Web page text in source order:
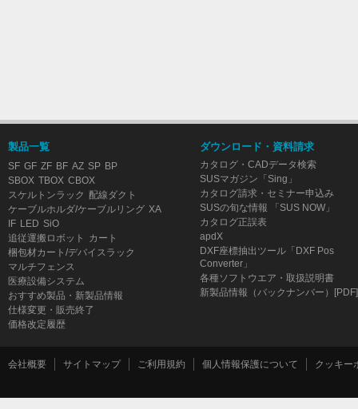
製品一覧
SF GF ZF BF AZ SP BP
SBOX TBOX CBOX
スケルトンラック 配線ダクト
ケーブルホルダ/ケーブルリング XA
IF LED SiO
追従運搬ロボット
カート
梱包材カート/デバイスラック
マルチフェンス
医療設備システム
おすすめ製品・新製品情報
仕様変更・販売終了
価格改定履歴
ダウンロード・資料請求
カタログ・CADデータ検索
SUSマガジン「Sing」
カタログ請求・セミナー申込み
SUSの旬な情報 「SUS NOW」
カタログ正誤表
apdX
DXF座標抽出ツール「DXF Pos
Converter」
各種ソフトウエア・取扱説明書
新製品情報（バックナンバー）[PDF]
会社概要 サイトマップ ご利用規約 個人情報保護について クッキー